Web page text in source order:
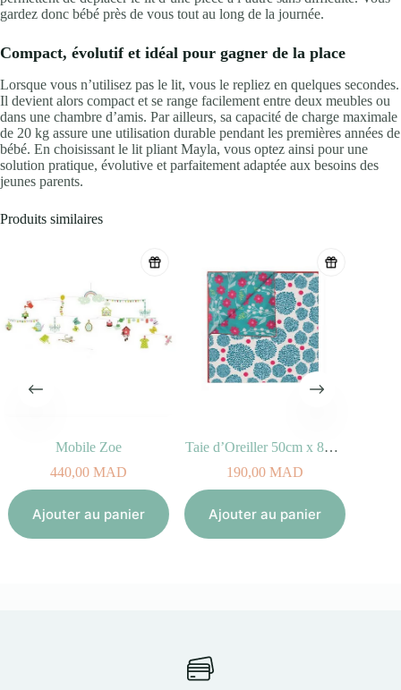
gardez donc bébé près de vous tout au long de la journée.
Compact, évolutif et idéal pour gagner de la place
Lorsque vous n’utilisez pas le lit, vous le repliez en quelques secondes.
Il devient alors compact et se range facilement entre deux meubles ou
dans une chambre d’amis. Par ailleurs, sa capacité de charge maximale
de 20 kg assure une utilisation durable pendant les premières années de
bébé. En choisissant le lit pliant Mayla, vous optez ainsi pour une
solution pratique, évolutive et parfaitement adaptée aux besoins des
jeunes parents.
Produits similaires
Mobile Zoe
440,00MAD
Ajouter au panier
Taie d’Oreiller 50cm x 80cm – Orient
190,00MAD
Ajouter au panier